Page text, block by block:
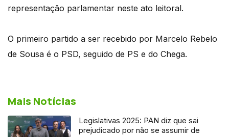
representação parlamentar neste ato leitoral.
O primeiro partido a ser recebido por Marcelo Rebelo
de Sousa é o PSD, seguido de PS e do Chega.
Mais Notícias
Legislativas 2025: PAN diz que sai
prejudicado por não se assumir de